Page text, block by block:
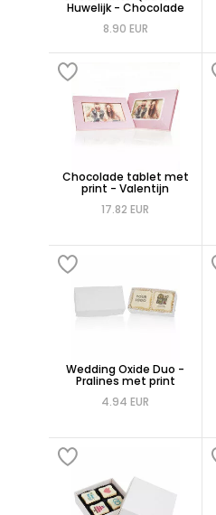
Huwelijk - Chocolade
8.90 EUR
Chocolade tablet met
print - Valentijn
17.82 EUR
Wedding Oxide Duo -
Pralines met print
4.94 EUR